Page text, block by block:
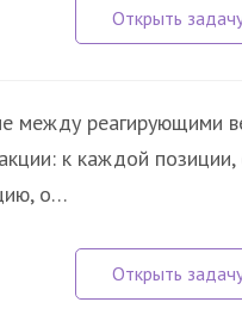
между реагирующими
к каждой
о…